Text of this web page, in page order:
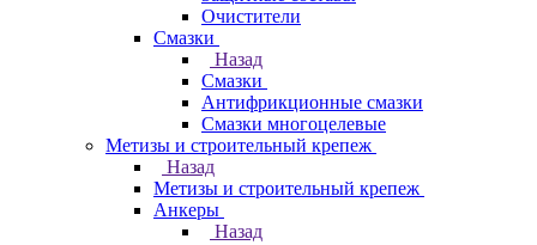
Очистители
Смазки
Назад
Смазки
Антифрикционные смазки
Смазки многоцелевые
Метизы и строительный крепеж
Назад
Метизы и строительный крепеж
Анкеры
Назад